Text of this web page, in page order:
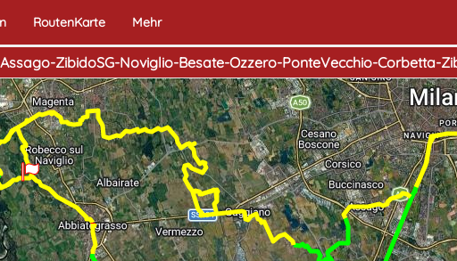
RoutenKarte Mehr
ZibidoSG-Noviglio-Besate-Ozzero-PonteVecchio-Corbetta-